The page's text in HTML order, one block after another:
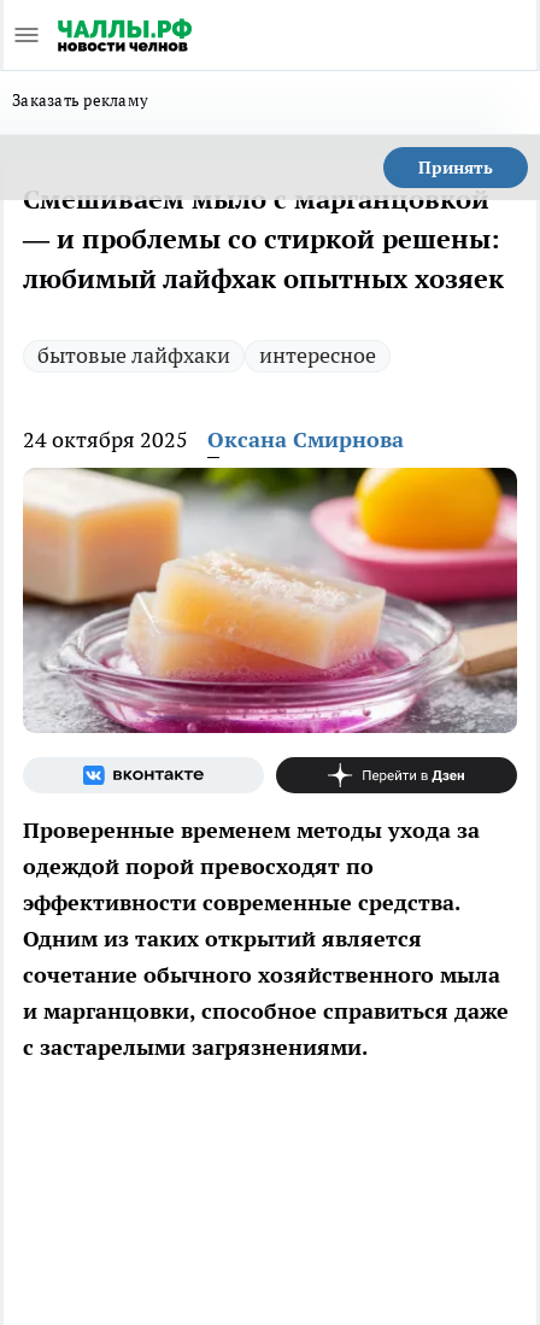
Заказать рекламу
Принять
Смешиваем мыло с марганцовкой
— и проблемы со стиркой решены:
любимый лайфхак опытных хозяек
бытовые лайфхаки интересное
24 октября 2025 Оксана Смирнова
Проверенные временем методы ухода за
одеждой порой превосходят по
эффективности современные средства.
Одним из таких открытий является
сочетание обычного хозяйственного мыла
и марганцовки, способное справиться даже
с застарелыми загрязнениями.